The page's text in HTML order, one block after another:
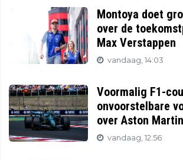
Montoya doet
over de
Max Verstappen
vandaag, 14:03
Voormalig F1-
onvoorstelbare
over Aston Martin
vandaag, 12:56